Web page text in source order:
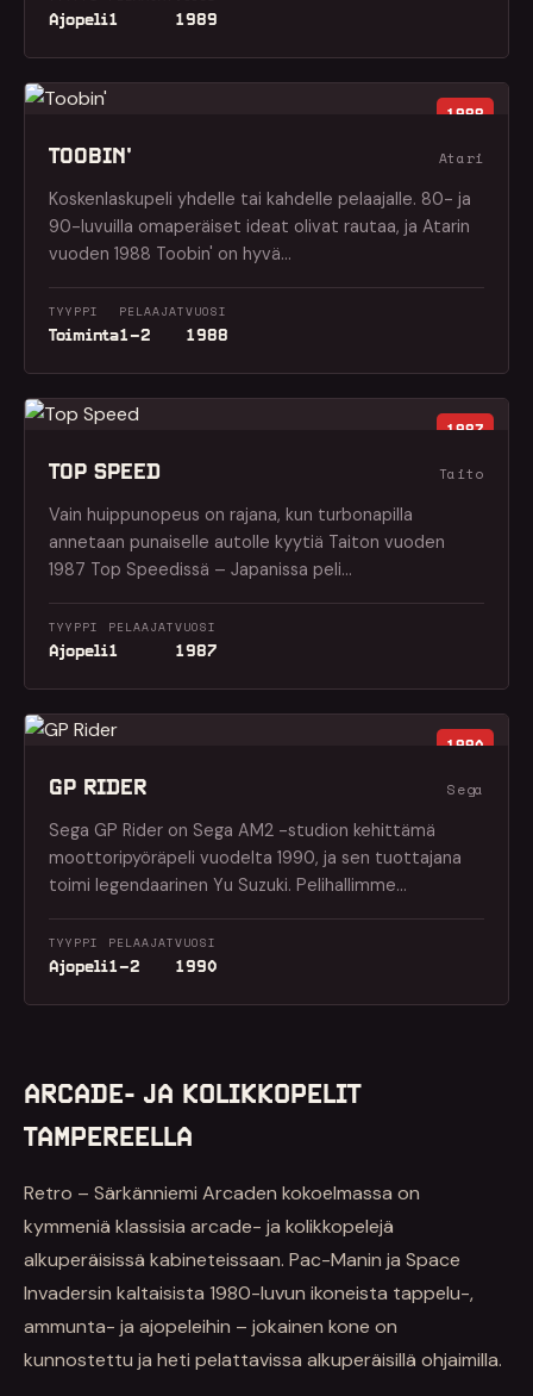
Ajopeli1 1989
1988
TOOBIN' Atari
Koskenlaskupeli yhdelle tai kahdelle pelaajalle. 80- ja
90-luvuilla omaperäiset ideat olivat rautaa, ja Atarin
vuoden 1988 Toobin' on hyvä…
TYYPPI
Toiminta
PELAAJAT
1–2
VUOSI
1988
1987
TOP SPEED Taito
Vain huippunopeus on rajana, kun turbonapilla
annetaan punaiselle autolle kyytiä Taiton vuoden
1987 Top Speedissä – Japanissa peli…
TYYPPI
Ajopeli
PELAAJAT
1
VUOSI
1987
1990
GP RIDER Sega
Sega GP Rider on Sega AM2 -studion kehittämä
moottoripyöräpeli vuodelta 1990, ja sen tuottajana
toimi legendaarinen Yu Suzuki. Pelihallimme…
TYYPPI
Ajopeli
PELAAJAT
1–2
VUOSI
1990
ARCADE- JA KOLIKKOPELIT
TAMPEREELLA
Retro – Särkänniemi Arcaden kokoelmassa on
kymmeniä klassisia arcade- ja kolikkopelejä
alkuperäisissä kabineteissaan. Pac-Manin ja Space
Invadersin kaltaisista 1980-luvun ikoneista tappelu-,
ammunta- ja ajopeleihin – jokainen kone on
kunnostettu ja heti pelattavissa alkuperäisillä ohjaimilla.